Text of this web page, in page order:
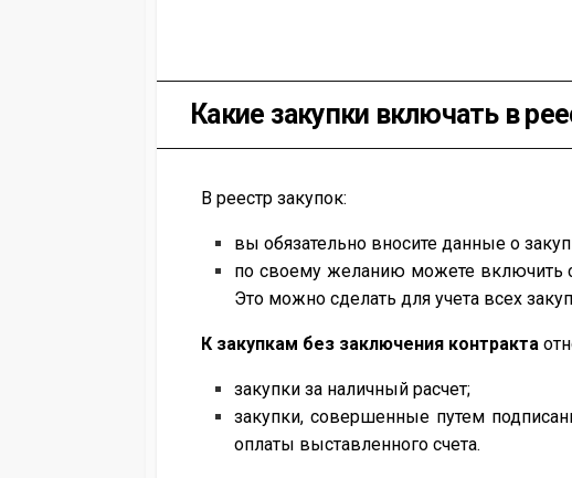
Какие закупки включать в
В реестр закупок:
вы обязательно вносите данные о
по своему желанию можете включить
Это можно сделать для учета всех
К закупкам без заключения контракта
закупки за наличный расчет;
закупки, совершенные путем
оплаты выставленного счета.